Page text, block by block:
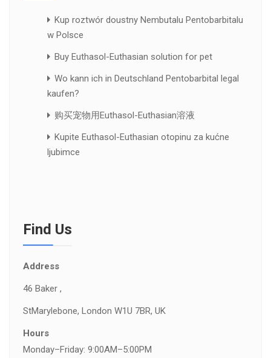
Kup roztwór doustny Nembutalu Pentobarbitalu
w Polsce
Buy Euthasol-Euthasian solution for pet
Wo kann ich in Deutschland Pentobarbital legal
kaufen?
购买宠物用Euthasol-Euthasian溶液
Kupite Euthasol-Euthasian otopinu za kućne
ljubimce
Find Us
Address
46 Baker ,
StMarylebone, London W1U 7BR, UK
Hours
Monday–Friday: 9:00AM–5:00PM